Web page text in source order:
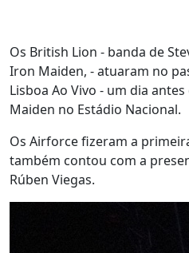
Os British Lion - banda de
Iron Maiden, - atuaram no
Lisboa Ao Vivo - um dia
Maiden no Estádio Nacional.
Os Airforce fizeram a
também contou com a
Rúben Viegas.